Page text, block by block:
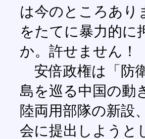
は今のところあり
をたてに暴力的に
か。許せません！
安倍政権は「防
島を巡る中国の動
陸両用部隊の新設
会に提出しようと